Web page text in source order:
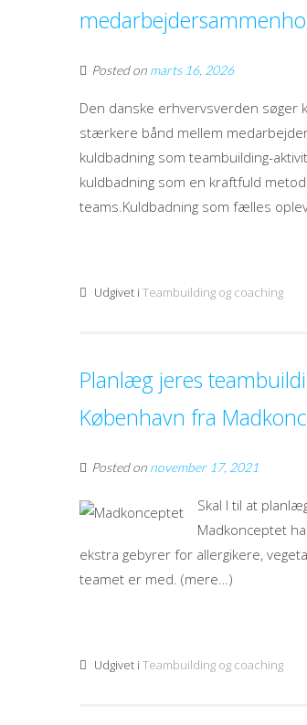
Posted on marts 16, 2026
Den danske erhvervsverden
stærkere bånd mellem
kuldbadning som teambuilding-
kuldbadning som en kraftfuld
teams.Kuldbadning som fælles
Udgivet i Teambuilding og coaching
Planlæg jeres
København fra
Posted on november 17, 2021
Skal I til at
Madkonceptet
ekstra gebyrer for allergikere,
teamet er med. (mere…)
Udgivet i Teambuilding og coaching